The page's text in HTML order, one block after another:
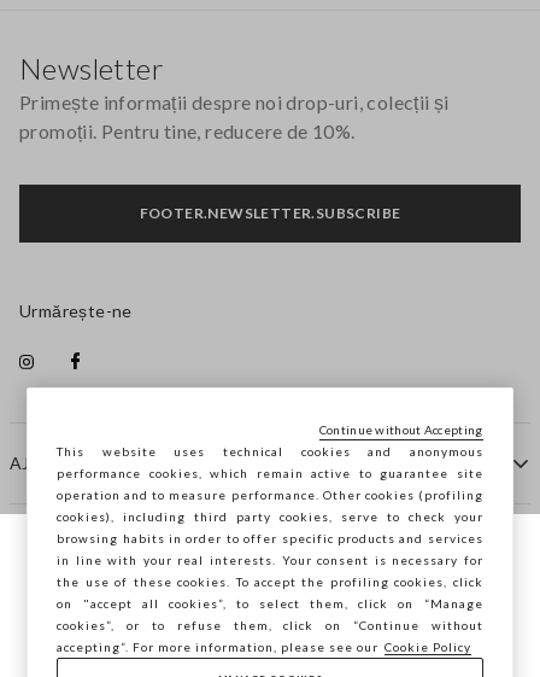
AJUTOR
COMPANIE
CONTACTE
Newsletter
Primește informații despre noi drop-uri, colecții și
promoții. Pentru tine, reducere de 10%.
FOOTER.NEWSLETTER.SUBSCRIBE
Urmărește-ne
Navighezi pe STEFANEL Italia, vrei să
salvezi locația ta?
This website uses technical cookies and anonymous
performance cookies, which remain active to guarantee site
operation and to measure performance. Other cookies (profiling
cookies), including third party cookies, serve to check your
browsing habits in order to offer specific products and services
in line with your real interests. Your consent is necessary for
the use of these cookies. To accept the profiling cookies, click
on "accept all cookies”, to select them, click on “Manage
cookies”, or to refuse them, click on “Continue without
accepting”. For more information, please see our Cookie Policy
Continue without Accepting